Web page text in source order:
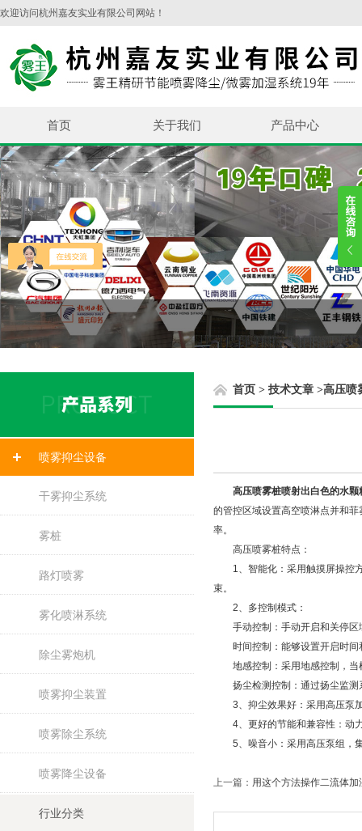
欢迎访问杭州嘉友实业有限公司网站！
首页 关于我们 产品中心
喷雾抑尘设备
干雾抑尘系统
雾桩
路灯喷雾
雾化喷淋系统
除尘雾炮机
喷雾抑尘装置
喷雾除尘系统
喷雾降尘设备
行业分类
首页 > 技术文章 >高压喷
高压喷雾桩喷射出白色的水
的管控区域设置高空喷淋点并和
率。
高压喷雾桩特点：
1、智能化：采用触摸屏操控方
束。
2、多控制模式：
手动控制：手动开启和关停区
时间控制：能够设置开启时间
地感控制：采用地感控制，当
扬尘检测控制：通过扬尘监测
3、抑尘效果好：采用高压泵加
4、更好的节能和兼容性：动力
5、噪音小：采用高压泵组，集
上一篇： 用这个方法操作二流体